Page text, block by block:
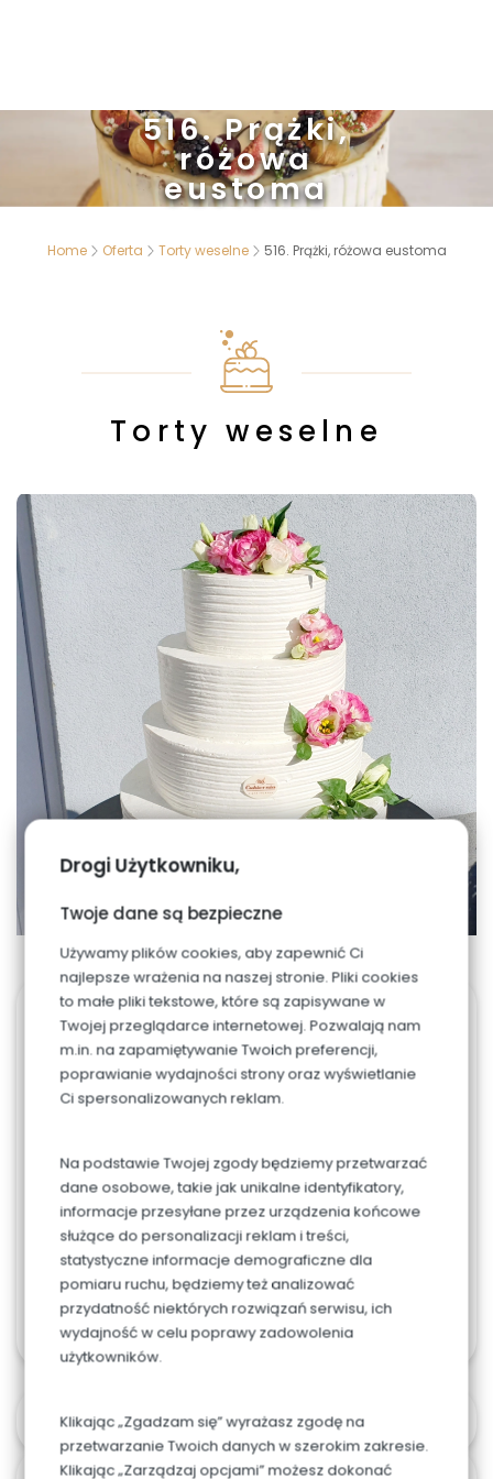
Drogi Użytkowniku,
Twoje dane są bezpieczne
Używamy plików cookies, aby zapewnić Ci
najlepsze wrażenia na naszej stronie. Pliki cookies
to małe pliki tekstowe, które są zapisywane w
Twojej przeglądarce internetowej. Pozwalają nam
m.in. na zapamiętywanie Twoich preferencji,
poprawianie wydajności strony oraz wyświetlanie
Ci spersonalizowanych reklam.
Na podstawie Twojej zgody będziemy przetwarzać
dane osobowe, takie jak unikalne identyfikatory,
informacje przesyłane przez urządzenia końcowe
służące do personalizacji reklam i treści,
statystyczne informacje demograficzne dla
pomiaru ruchu, będziemy też analizować
przydatność niektórych rozwiązań serwisu, ich
wydajność w celu poprawy zadowolenia
użytkowników.
Klikając „Zgadzam się” wyrażasz zgodę na
przetwarzanie Twoich danych w szerokim zakresie.
Klikając „Zarządzaj opcjami” możesz dokonać
516. Prążki,
różowa
eustoma
Home Oferta Torty weselne 516. Prążki, różowa eustoma
Torty weselne
516. Prążki, różowa
eustoma
0.00zł
SMAK
Alergeny